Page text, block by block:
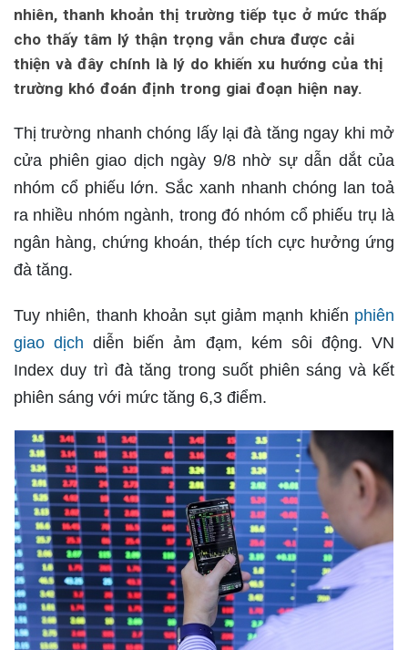
nhiên, thanh khoản thị trường tiếp tục ở mức thấp
cho thấy tâm lý thận trọng vẫn chưa được cải
thiện và đây chính là lý do khiến xu hướng của thị
trường khó đoán định trong giai đoạn hiện nay.
Thị trường nhanh chóng lấy lại đà tăng ngay khi mở
cửa phiên giao dịch ngày 9/8 nhờ sự dẫn dắt của
nhóm cổ phiếu lớn. Sắc xanh nhanh chóng lan toả
ra nhiều nhóm ngành, trong đó nhóm cổ phiếu trụ là
ngân hàng, chứng khoán, thép tích cực hưởng ứng
đà tăng.
Tuy nhiên, thanh khoản sụt giảm mạnh khiến phiên
giao dịch diễn biến ảm đạm, kém sôi động. VN
Index duy trì đà tăng trong suốt phiên sáng và kết
phiên sáng với mức tăng 6,3 điểm.